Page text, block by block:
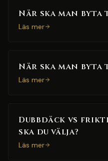
När ska man
Läs mer
När ska man
Läs mer
Dubbdäck vs
ska du välja?
Läs mer